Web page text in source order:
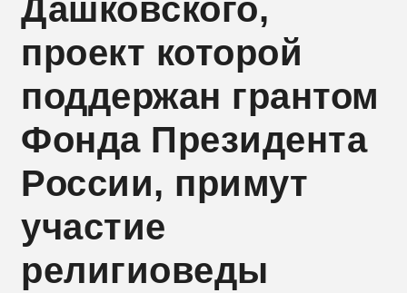
Дашковского,
проект которой
поддержан грантом
Фонда Президента
России, примут
участие
религиоведы